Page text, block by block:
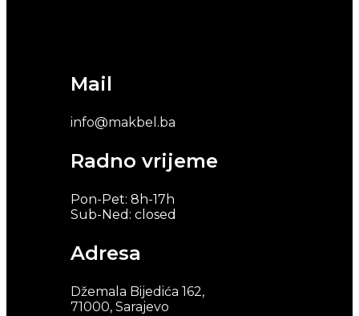
Mail
info@makbel.ba
Radno vrijeme
Pon-Pet: 8h-17h
Sub-Ned: closed
Adresa
Džemala Bijedića 162,
71000, Sarajevo